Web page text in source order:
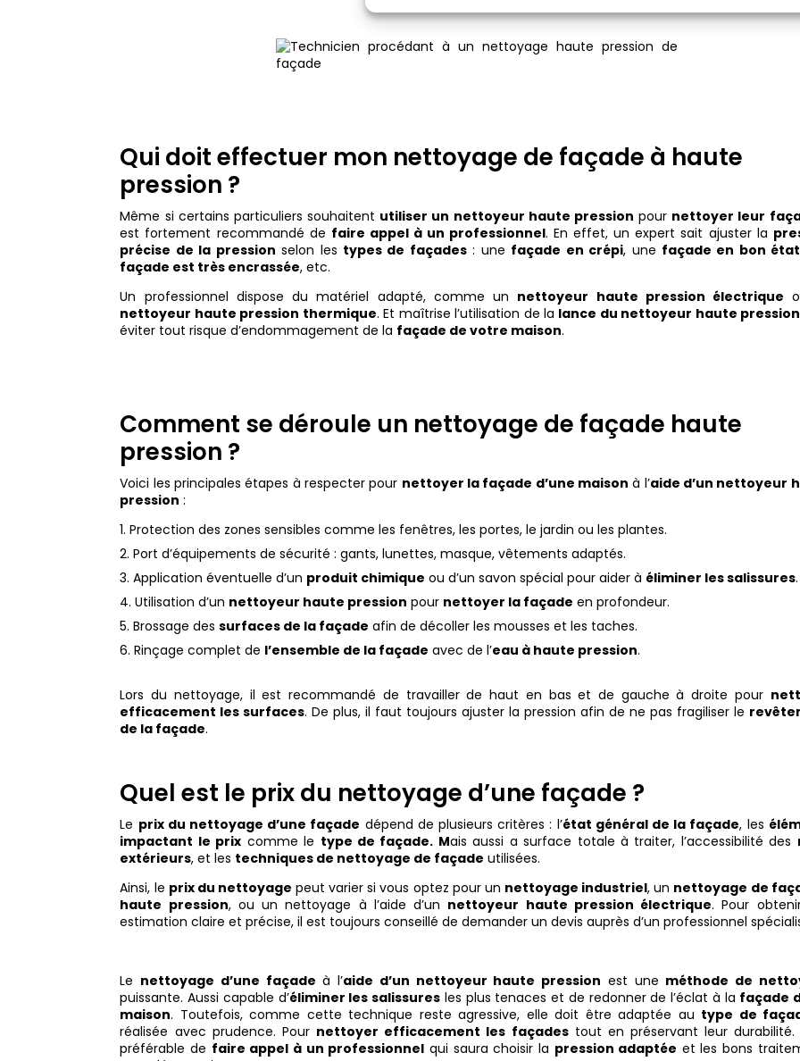
Qui doit effectuer mon nettoyage de façade à haute
pression ?
Même si certains particuliers souhaitent utiliser un nettoyeur haute pression pour nettoyer leur
est fortement recommandé de faire appel à un professionnel. En effet, un expert sait ajuster la
précise de la pression selon les types de façades: une façade en crépi, une façade en bon état
façade est très encrassée, etc.
Un professionnel dispose du matériel adapté, comme un nettoyeur haute pression électrique
nettoyeur haute pression thermique. Et maîtrise l’utilisation de la lance du nettoyeur haute pression
éviter tout risque d’endommagement de la façade de votre maison.
Comment se déroule un nettoyage de façade haute
pression ?
Voici les principales étapes à respecter pour nettoyer la façade d’une maison à l’aide d’un nettoyeur
pression :
Protection des zones sensibles comme les fenêtres, les portes, le jardin ou les plantes.
Port d’équipements de sécurité : gants, lunettes, masque, vêtements adaptés.
Application éventuelle d’un produit chimique ou d’un savon spécial pour aider à éliminer les salissures.
Utilisation d’un nettoyeur haute pression pour nettoyer la façade en profondeur.
Brossage dessurfaces de la façade afin de décoller les mousses et les taches.
Rinçage complet de l’ensemble de la façade avec de l’eau à haute pression.
Lors du nettoyage, il est recommandé de travailler de haut en bas et de gauche à droite pour
efficacement les surfaces. De plus, il faut toujours ajuster la pression afin de ne pas fragiliser le
de la façade.
Quel est le prix du nettoyage d’une façade ?
Le prix du nettoyage d’une façade dépend de plusieurs critères : l’état général de la façade, les
impactant le prix comme le type de façade. Mais aussi a surface totale à traiter, l’accessibilité des
extérieurs, et les techniques de nettoyage de façade utilisées.
Ainsi, le prix du nettoyage peut varier si vous optez pour un nettoyage industriel, un nettoyage de
haute pression, ou un nettoyage à l’aide d’un nettoyeur haute pression électrique. Pour
estimation claire et précise, il est toujours conseillé de demander un devis auprès d’un professionnel
Le nettoyage d’une façade à l’aide d’un nettoyeur haute pression est une méthode de
puissante. Aussi capable d’éliminer les salissures les plus tenaces et de redonner de l’éclat à la façade
maison. Toutefois, comme cette technique reste agressive, elle doit être adaptée au type de
réalisée avec prudence. Pour nettoyer efficacement les façadestout en préservant leur durabilité.
préférable de faire appel à un professionnel qui saura choisir la pression adaptée et les bons